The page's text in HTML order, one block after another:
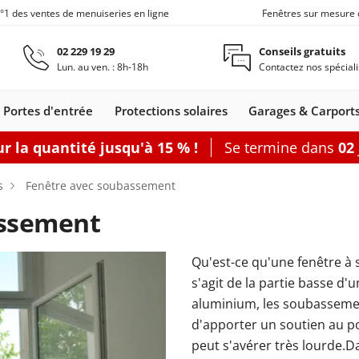
Aller au contenu principal
des ventes de menuiseries en ligne Fenêtres sur mesure
02 229 19 29
Lun. au ven. : 8h-18h
Conseils gratuits
Contactez nos
Fenêtres de toit
Fenêtres de toit
Fenêtre coulissante
Fenêtre
Configurer
Portes-fenêtres
Bois-Alu
Portes-fenêtres Alu
fenêtre
Accessoires
Plus
Baie accordéon
Baie soulevante-
coulissante
baie vitrée
Options
Accessoires
Portes d'entrée
Bois
Portes de service
Portes de
service
Bois
Portes de
service
PVC
Configurer une porte de service
Protections solaires
Stores
bannes
Configurer
Stores enrouleurs
extérieurs
Configurer
Pergolas
Garages &
Carports
Carports
adossés
Carports
autoportants
Carports avec abri
de jardin
Configurer
Clôtures
Clôtures alu
Configurer
Grillages
Configurer
la quantité jusqu'à 15 % ! Se termine dans 02
Fenêtre avec soubassement
Qu'est-ce qu'une fenêtre à
s'agit de la partie basse
aluminium, les
d'apporter un soutien au
peut s'avérer très